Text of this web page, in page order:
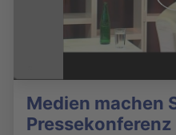
Medien machen